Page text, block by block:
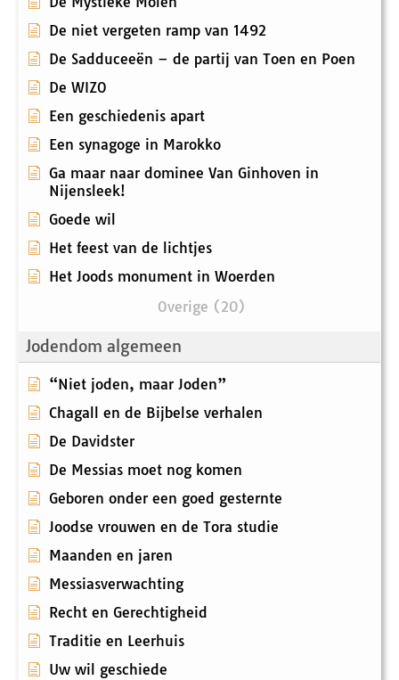
De niet vergeten ramp van 1492
De Sadduceeën – de partij van Toen en Poen
De WIZO
Een geschiedenis apart
Een synagoge in Marokko
Ga maar naar dominee Van Ginhoven in
Nijensleek!
Goede wil
Het feest van de lichtjes
Het Joods monument in Woerden
Overige (20)
Jodendom algemeen
“Niet joden, maar Joden”
Chagall en de Bijbelse verhalen
De Davidster
De Messias moet nog komen
Geboren onder een goed gesternte
Joodse vrouwen en de Tora studie
Maanden en jaren
Messiasverwachting
Recht en Gerechtigheid
Traditie en Leerhuis
Uw wil geschiede